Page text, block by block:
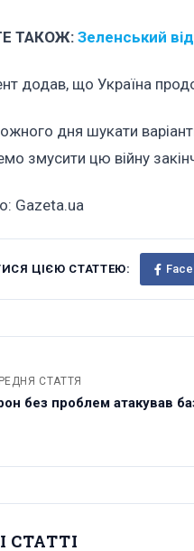
ТАКОЖ: Зеленський
додав, що Україна
дня шукати
змусити цю війну
Gazeta.ua
ЦІЄЮ СТАТТЕЮ:
СТАТТЯ
без проблем атакував
СТАТТІ